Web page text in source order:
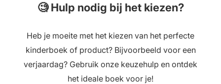
🧐 Hulp nodig bij het kiezen?
Heb je moeite met het kiezen van het perfecte
kinderboek of product? Bijvoorbeeld voor een
verjaardag? Gebruik onze keuzehulp en ontdek
het ideale boek voor je!